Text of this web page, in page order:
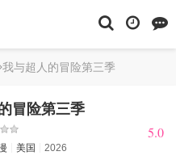
我与超人的冒险第三季
冒险第三季
5.0
美国
2026